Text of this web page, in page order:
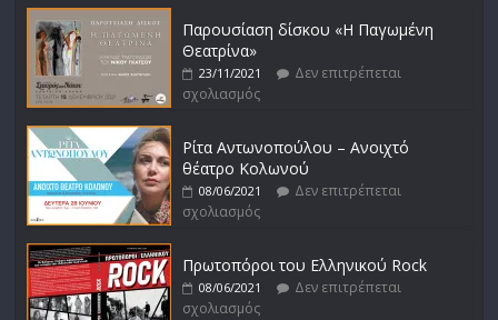
Παρουσίαση δίσκου «Η Παγωμένη
Θεατρίνα»
23/11/2021
Δεν επιτρέπεται
σχολιασμός
Ρίτα Αντωνοπούλου – Ανοιχτό
θέατρο Κολωνού
08/06/2021
Δεν επιτρέπεται
σχολιασμός
Πρωτοπόροι του Ελληνικού Rock
08/06/2021
Δεν επιτρέπεται
σχολιασμός